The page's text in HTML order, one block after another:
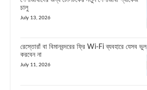
চালু
July 13, 2026
রেস্তোরাঁ বা বিমানবন্দরের ফ্রি Wi-Fi ব্যবহারে যেসব ভুল
করবেন না
July 11, 2026